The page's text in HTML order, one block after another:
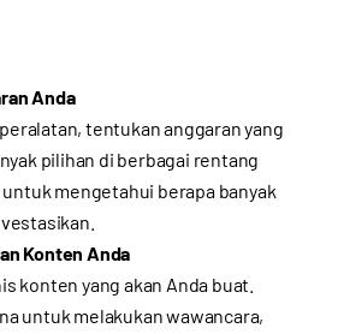
Anda
tentukan anggaran yang
pilihan di berbagai rentang
mengetahui berapa banyak
Konten Anda
konten yang akan Anda buat.
untuk melakukan wawancara,